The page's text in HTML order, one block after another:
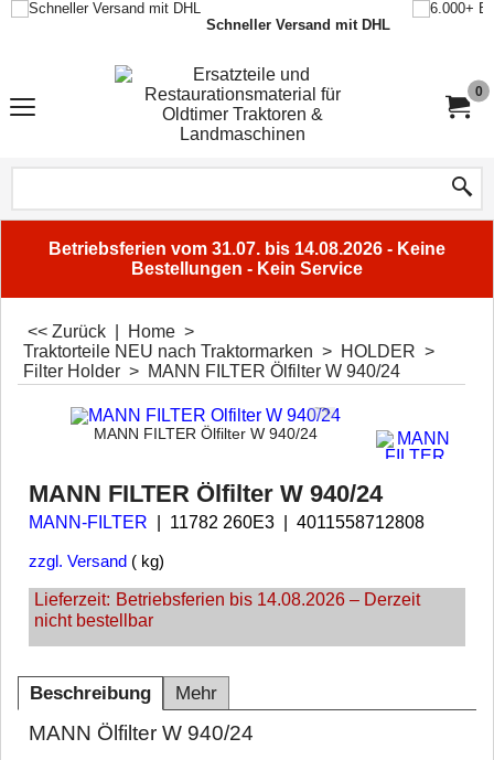
Schneller Versand mit DHL
0
Betriebsferien vom 31.07. bis 14.08.2026 - Keine
Bestellungen - Kein Service
<< Zurück Home >
Traktorteile NEU nach Traktormarken > HOLDER >
Filter Holder > MANN FILTER Ölfilter W 940/24
MANN FILTER Ölfilter W 940/24
MANN FILTER Ölfilter W 940/24
MANN-FILTER 11782 260E3 4011558712808
zzgl. Versand kg
Lieferzeit: Betriebsferien bis 14.08.2026 – Derzeit
nicht bestellbar
Beschreibung Mehr
MANN Ölfilter W 940/24